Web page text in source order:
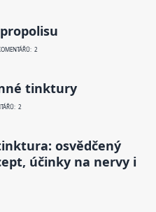
2
tinktury
2
osvědčený
účinky na nervy i